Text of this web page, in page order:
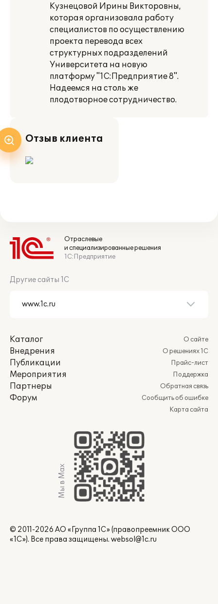
Кузнецовой Ирины Викторовны,
которая организовала работу
специалистов по осуществлению
проекта перевода всех
структурных подразделений
Университета на новую
платформу "1С:Предприятие 8".
Надеемся на столь же
плодотворное сотрудничество.
Отзыв клиента
Отраслевые
и специализированные решения
1С:Предприятие
Другие сайты 1С
Каталог
Внедрения
Публикации
Мероприятия
Партнеры
Форум
О сайте
О решениях 1С
Прайс-лист
Поддержка
Обратная связь
Сообщить об ошибке
Карта сайта
Мы в Max
© 2011-2026 АО «Группа 1С» (правопреемник ООО
«1С»). Все права защищены. websol@1c.ru